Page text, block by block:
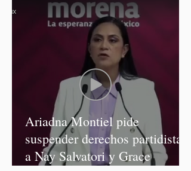
Ariadna Montiel pide
suspender derechos partidistas
a Nay Salvatori y Grace